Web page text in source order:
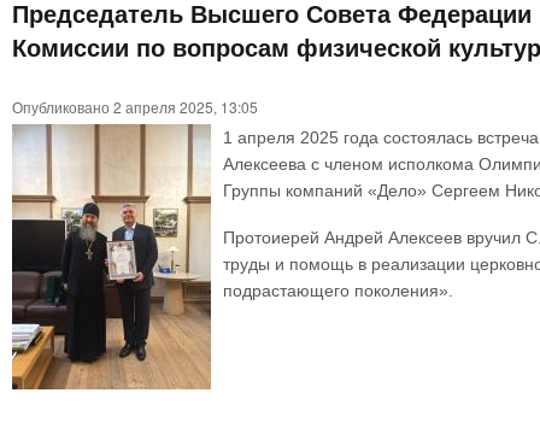
Председатель Высшего Совета
Комиссии по вопросам физической
Опубликовано 2 апреля 2025, 13:05
1 апреля 2025 года состоялась
Алексеева с членом исполкома
Группы компаний «Дело» Сергеем
Протоиерей Андрей Алексеев вручил
труды и помощь в реализации
подрастающего поколения».